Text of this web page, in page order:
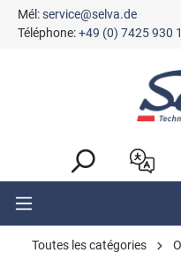
principal
Mél:service@selva.de
Téléphone:+49 (0) 7425 930
Toutes les catégories